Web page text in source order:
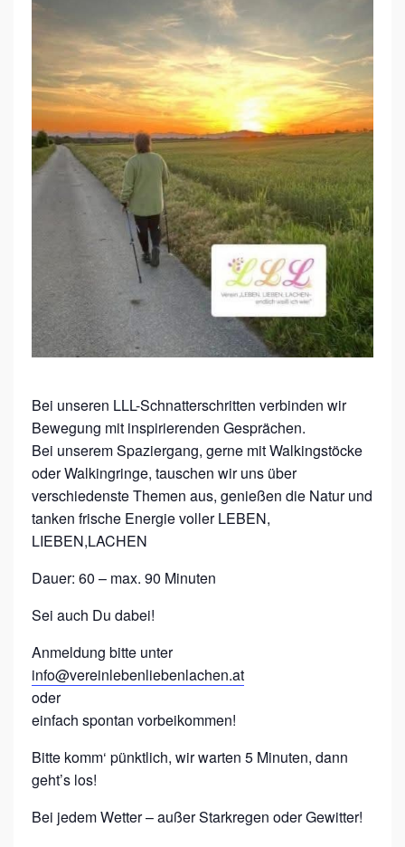
G
L
D
.
/
W
I
S
I
G
L
L
L
-
F
A
U
E
N
S
C
H
N
A
T
Bei unseren LLL-Schnatterschritten verbinden wir
Bewegung mit inspirierenden Gesprächen.
Bei unserem Spaziergang, gerne mit Walkingstöcke
oder Walkingringe, tauschen wir uns über
verschiedenste Themen aus, genießen die Natur und
tanken frische Energie voller LEBEN,
LIEBEN,LACHEN
Dauer: 60 – max. 90 Minuten
Sei auch Du dabei!
Anmeldung bitte unter
info@vereinlebenliebenlachen.at
oder
einfach spontan vorbeikommen!
Bitte komm‘ pünktlich, wir warten 5 Minuten, dann
geht’s los!
Bei jedem Wetter – außer Starkregen oder Gewitter!